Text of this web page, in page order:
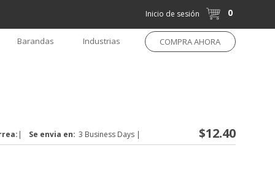
Inicio de sesión 0
Barandas Industrias COMPRA AHORA
| Se envia en: 3 Business Days | $12.40